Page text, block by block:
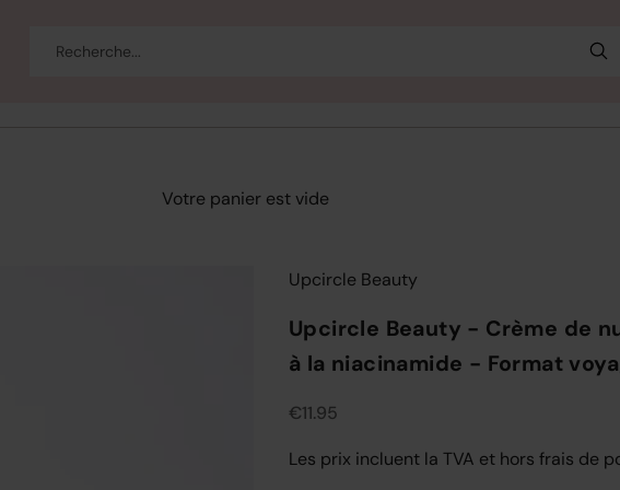
Votre panier est vide
Upcircle Beauty
Upcircle Beauty - Crème de
à la niacinamide - Format
Prix de vente
€11.95
Les prix incluent la TVA et hors frais de